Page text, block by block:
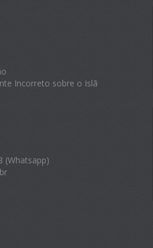
Incorreto sobre o Islã
(Whatsapp)